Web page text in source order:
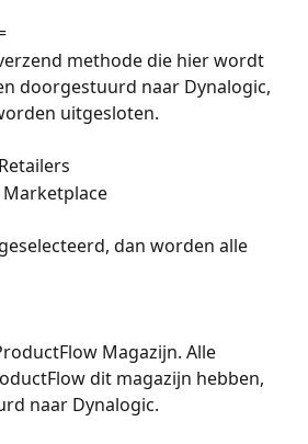
methode die hier wordt
doorgestuurd naar Dynalogic,
uitgesloten.
Marketplace
dan worden alle
Magazijn. Alle
dit magazijn hebben,
naar Dynalogic.